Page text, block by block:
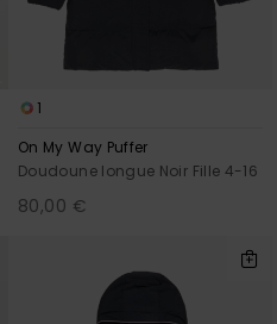
1
On My Way Puffer
Doudoune longue Noir Fille 4-16
80,00 €